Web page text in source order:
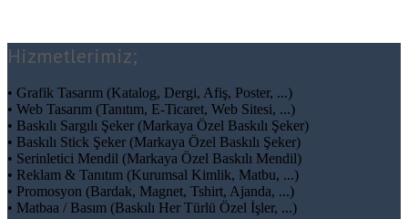
Hizmetlerimiz;
• Grafik Tasarım (Katalog, Dergi, Afiş, Poster, ...)
• Web Tasarım (Tanıtım, E-Ticaret, Web Sitesi, ...)
• Baskılı Sargılı Şeker (Markaya Özel Baskılı Şeker)
• Baskılı Stick Şeker (Markaya Özel Baskılı Şeker)
• Serinletici Mendil (Markaya Özel Baskılı Mendil)
• Reklam & Tanıtım (Kurumsal Kimlik, Matbu, ...)
• Promosyon (Bardak, Magnet, Tshirt, Ajanda, ...)
• Matbaa / Basım (Baskılı Her Türlü Özel İşler, ...)